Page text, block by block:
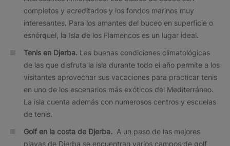
completos y acreditados y los fondos marinos muy
interesantes. Para los amantes del buceo en superficie o
esnórquel, la Isla de los Flamencos es un lugar ideal.
Tenis en Djerba. Las buenas condiciones climatológicas
de las que disfruta la isla durante todo el año permite a los
visitantes aprovechar sus vacaciones para practicar tenis
en uno de los escenarios más exóticos del Mediterráneo.
La isla cuenta además con numerosos centros y escuelas
de tenis.
Golf en la costa de Djerba. A un paso de las mejores
playas de Djerba se encuentran varios campos de golf